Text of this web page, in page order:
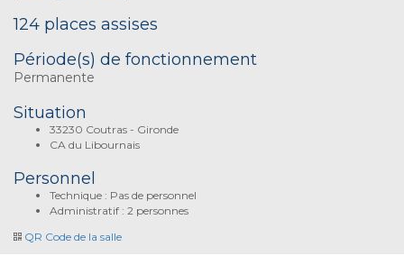
124 places assises
Période(s) de fonctionnement
Permanente
Situation
33230 Coutras - Gironde
CA du Libournais
Personnel
Technique : Pas de personnel
Administratif : 2 personnes
QR Code de la salle